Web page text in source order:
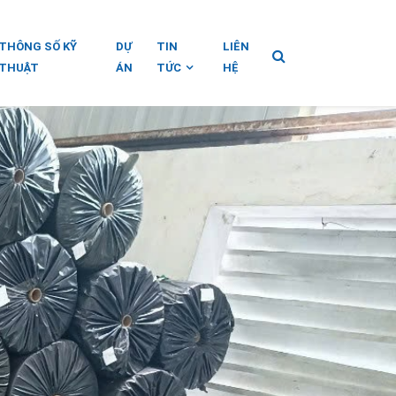
SỐ KỸ
DỰ
ÁN
TIN
TỨC
LIÊN
HỆ
PP 35
địa kỹ thuật
Vải […]
Đặc tính kỹ thuật cơ bản của vải địa kỹ thuật
dệt PP 40 (bạt địa chất) Đặc trưng chung […]